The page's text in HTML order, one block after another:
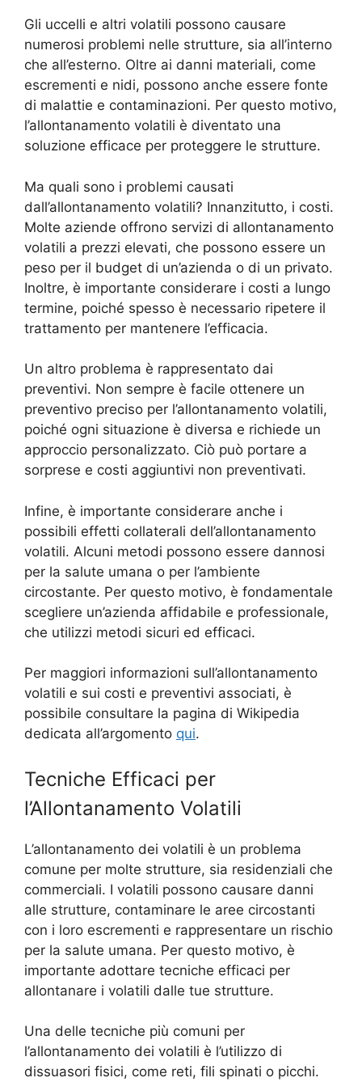
Gli uccelli e altri volatili possono causare
numerosi problemi nelle strutture, sia all’interno
che all’esterno. Oltre ai danni materiali, come
escrementi e nidi, possono anche essere fonte
di malattie e contaminazioni. Per questo motivo,
l’allontanamento volatili è diventato una
soluzione efficace per proteggere le strutture.
Ma quali sono i problemi causati
dall’allontanamento volatili? Innanzitutto, i costi.
Molte aziende offrono servizi di allontanamento
volatili a prezzi elevati, che possono essere un
peso per il budget di un’azienda o di un privato.
Inoltre, è importante considerare i costi a lungo
termine, poiché spesso è necessario ripetere il
trattamento per mantenere l’efficacia.
Un altro problema è rappresentato dai
preventivi. Non sempre è facile ottenere un
preventivo preciso per l’allontanamento volatili,
poiché ogni situazione è diversa e richiede un
approccio personalizzato. Ciò può portare a
sorprese e costi aggiuntivi non preventivati.
Infine, è importante considerare anche i
possibili effetti collaterali dell’allontanamento
volatili. Alcuni metodi possono essere dannosi
per la salute umana o per l’ambiente
circostante. Per questo motivo, è fondamentale
scegliere un’azienda affidabile e professionale,
che utilizzi metodi sicuri ed efficaci.
Per maggiori informazioni sull’allontanamento
volatili e sui costi e preventivi associati, è
possibile consultare la pagina di Wikipedia
dedicata all’argomento qui.
Tecniche Efficaci per
l’Allontanamento Volatili
L’allontanamento dei volatili è un problema
comune per molte strutture, sia residenziali che
commerciali. I volatili possono causare danni
alle strutture, contaminare le aree circostanti
con i loro escrementi e rappresentare un rischio
per la salute umana. Per questo motivo, è
importante adottare tecniche efficaci per
allontanare i volatili dalle tue strutture.
Una delle tecniche più comuni per
l’allontanamento dei volatili è l’utilizzo di
dissuasori fisici, come reti, fili spinati o picchi.